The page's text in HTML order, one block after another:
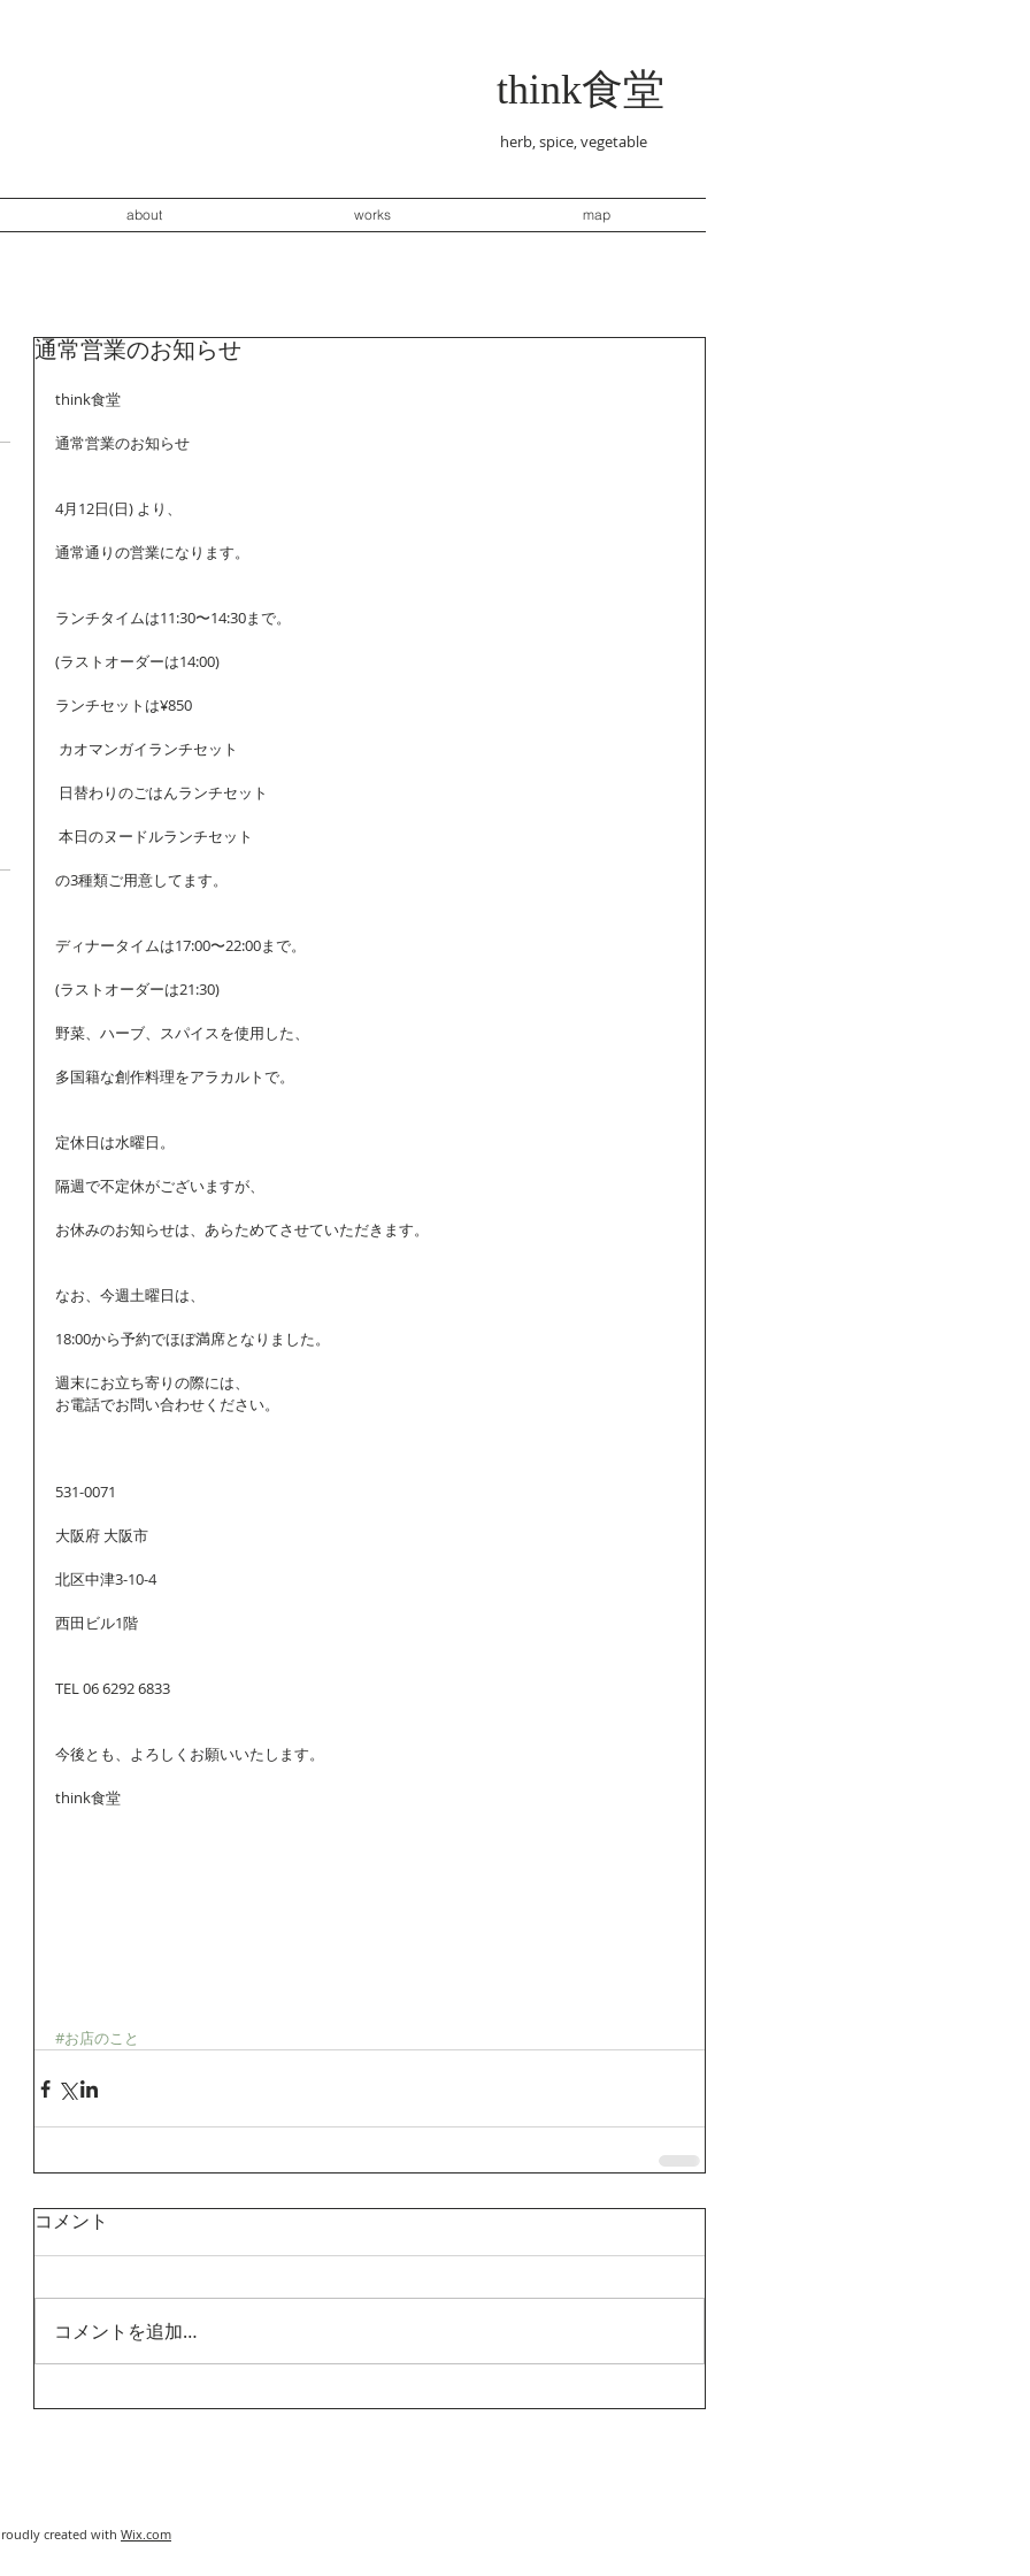
think食堂
herb, spice, vegetable
about works map
通常営業のお知らせ
think食堂
通常営業のお知らせ
4月12日(日) より、
通常通りの営業になります。
ランチタイムは11:30〜14:30まで。
(ラストオーダーは14:00)
ランチセットは¥850
カオマンガイランチセット
日替わりのごはんランチセット
本日のヌードルランチセット
の3種類ご用意してます。
ディナータイムは17:00〜22:00まで。
(ラストオーダーは21:30)
野菜、ハーブ、スパイスを使用した、
多国籍な創作料理をアラカルトで。
定休日は水曜日。
隔週で不定休がございますが、
お休みのお知らせは、あらためてさせていただきます。
なお、今週土曜日は、
18:00から予約でほぼ満席となりました。
週末にお立ち寄りの際には、
お電話でお問い合わせください。
531-0071
大阪府‎ 大阪市
北区中津3-10-4
西田ビル1階
TEL 06 6292 6833
今後とも、よろしくお願いいたします。
think食堂
#お店のこと
コメント
コメントを追加…
created with Wix.com